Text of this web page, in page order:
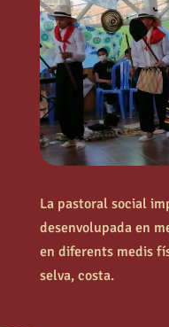
La pastoral social
desenvolupada en
en diferents medis
selva, costa.